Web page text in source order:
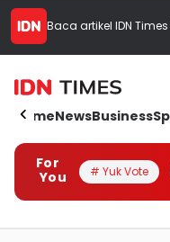
Baca artikel IDN Times
HomeNewsBusiness
For
You
# Yuk Vote